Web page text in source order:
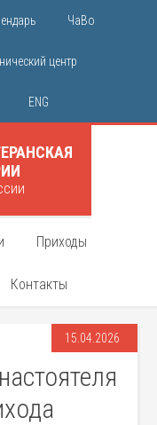
ЧаВо
центр
ENG
Приходы
Контакты
15.04.2026